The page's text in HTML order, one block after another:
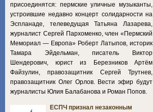
присоединятся: пермские уличные музыканты,
устроившие недавно концерт солидарности на
Эспланаде, телеведущая Татьяна Лазарева,
журналист Сергей Пархоменко, член «Пермский
Мемориал — Европа» Роберт Латыпов, историк
Тамара Эйдельман, писатель Виктор
Шендерович, юрист из Березников Артём
Файзулин, правозащитник Сергей Трутнев,
правозащитник Олег Орлов. Вести эфир будут
журналисты Юлия Балабанова и Роман Попов.
ЕСПЧ признал незаконным